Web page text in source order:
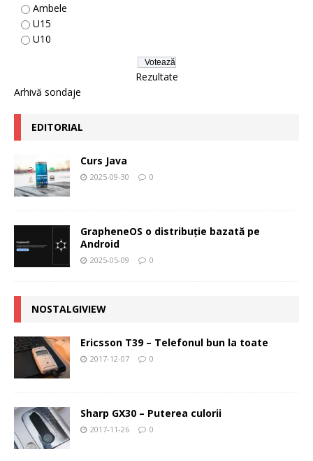
Ambele
U15
U10
Rezultate
Arhivă sondaje
EDITORIAL
Curs Java
2025-09-30 0
GrapheneOS o distribuție bazată pe
Android
2025-05-09 0
NOSTALGIVIEW
Ericsson T39 – Telefonul bun la toate
2017-12-07 0
Sharp GX30 – Puterea culorii
2017-11-26 0